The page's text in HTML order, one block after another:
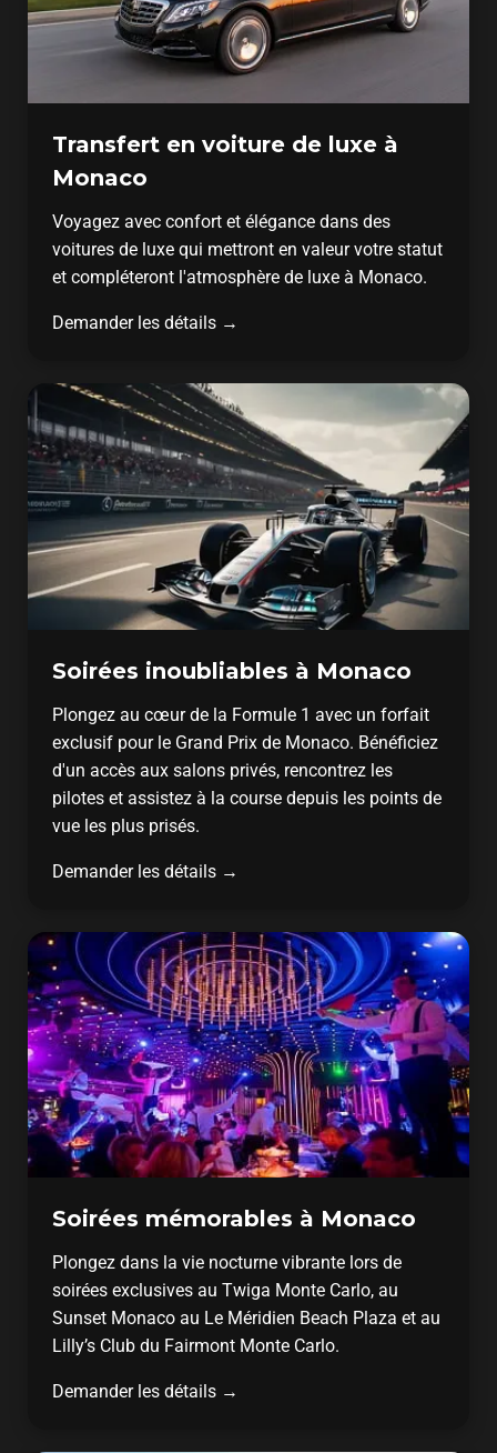
Transfert en voiture de luxe à
Monaco
Voyagez avec confort et élégance dans des
voitures de luxe qui mettront en valeur votre statut
et compléteront l'atmosphère de luxe à Monaco.
Demander les détails →
Soirées inoubliables à Monaco
Plongez au cœur de la Formule 1 avec un forfait
exclusif pour le Grand Prix de Monaco. Bénéficiez
d'un accès aux salons privés, rencontrez les
pilotes et assistez à la course depuis les points de
vue les plus prisés.
Demander les détails →
Soirées mémorables à Monaco
Plongez dans la vie nocturne vibrante lors de
soirées exclusives au Twiga Monte Carlo, au
Sunset Monaco au Le Méridien Beach Plaza et au
Lilly’s Club du Fairmont Monte Carlo.
Demander les détails →